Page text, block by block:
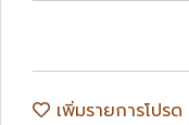
เพิ่มรายการโปรด